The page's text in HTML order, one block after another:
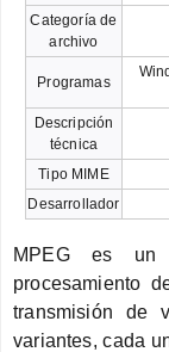
Categoría de
archivo
Programas
Descripción
técnica
Tipo MIME
Desarrollador
MPEG es un
procesamiento
transmisión de
variantes, cada